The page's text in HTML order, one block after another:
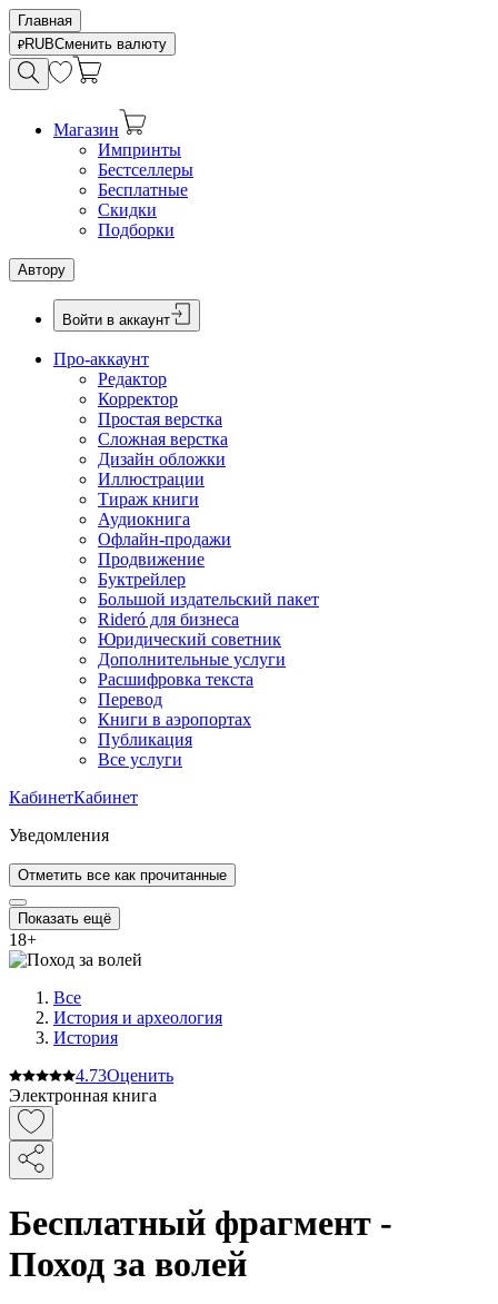
Главная
RUBСменить валюту
Магазин
Импринты
Бестселлеры
Бесплатные
Скидки
Подборки
Автору
Войти в аккаунт
Про-аккаунт
Редактор
Корректор
Простая верстка
Сложная верстка
Дизайн обложки
Иллюстрации
Тираж книги
Аудиокнига
Офлайн-продажи
Продвижение
Буктрейлер
Большой издательский пакет
Rideró для бизнеса
Юридический советник
Дополнительные услуги
Расшифровка текста
Перевод
Книги в аэропортах
Публикация
Все услуги
КабинетКабинет
Уведомления
Отметить все как прочитанные
Показать ещё
18+
Все
История и археология
История
4.73Оценить
Электронная книга
Бесплатный фрагмент -
Поход за волей